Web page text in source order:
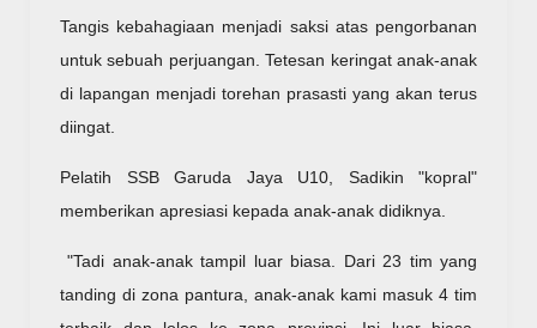
Tangis kebahagiaan menjadi saksi atas pengorbanan
untuk sebuah perjuangan. Tetesan keringat anak-anak
di lapangan menjadi torehan prasasti yang akan terus
diingat.
Pelatih SSB Garuda Jaya U10, Sadikin "kopral"
memberikan apresiasi kepada anak-anak didiknya.
"Tadi anak-anak tampil luar biasa. Dari 23 tim yang
tanding di zona pantura, anak-anak kami masuk 4 tim